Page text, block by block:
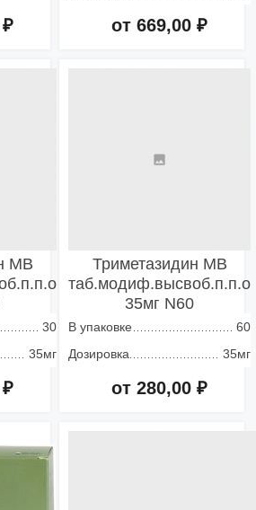
₽ от 669,00 ₽
МВ
30
35мг
₽
Триметазидин МВ
таб.модиф.высвоб.п.п.о
35мг N60
В упаковке
60
Дозировка
35мг
от 280,00 ₽